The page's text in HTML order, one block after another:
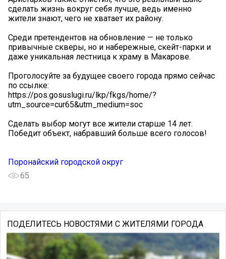
сделать жизнь вокруг себя лучше, ведь именно
жители знают, чего не хватает их району.
Среди претендентов на обновление — не только
привычные скверы, но и набережные, скейт-парки и
даже уникальная лестница к храму в Макарове.
Проголосуйте за будущее своего города прямо сейчас
по ссылке:
https://pos.gosuslugi.ru/lkp/fkgs/home/?
utm_source=cur65&utm_medium=soc
Сделать выбор могут все жители старше 14 лет.
Победит объект, набравший больше всего голосов!
Поронайский городской округ
65
ПОДЕЛИТЕСЬ НОВОСТЯМИ С ЖИТЕЛЯМИ ГОРОДА